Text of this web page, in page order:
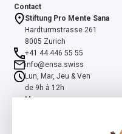
Contact
Stiftung Pro Mente Sana
Hardturmstrasse 261
8005 Zurich
+41 44 446 55 55
info@ensa.swiss
Lun, Mar, Jeu & Ven
de 9h à 12h
Mer